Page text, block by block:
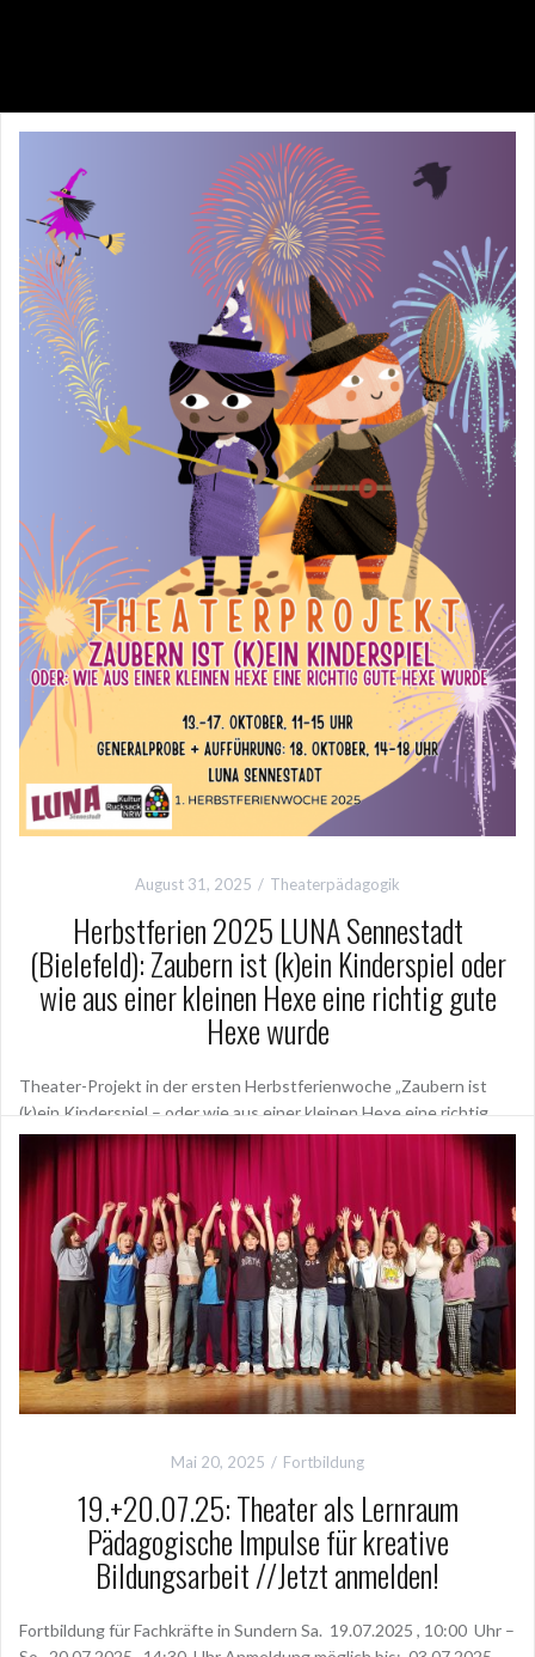
August 31, 2025 Theaterpädagogik
Herbstferien 2025 LUNA Sennestadt
(Bielefeld): Zaubern ist (k)ein Kinderspiel oder
wie aus einer kleinen Hexe eine richtig gute
Hexe wurde
Theater-Projekt in der ersten Herbstferienwoche „Zaubern ist
(k)ein Kinderspiel – oder wie aus einer kleinen Hexe eine richtig
gute Hexe wurde“ heißt es in diesem Jahr bei der Theaterwoche,
des LUNA Kinder- und Jugendzentrums der
Continue reading
Mai 20, 2025 Fortbildung
19.+20.07.25: Theater als Lernraum
Pädagogische Impulse für kreative
Bildungsarbeit //Jetzt anmelden!
Fortbildung für Fachkräfte in Sundern Sa. 19.07.2025 , 10:00 Uhr –